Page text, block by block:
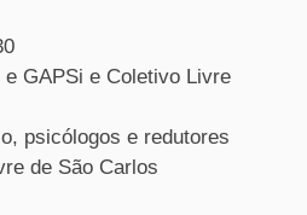
e GAPSi e Coletivo Livre
psicólogos e redutores
de São Carlos